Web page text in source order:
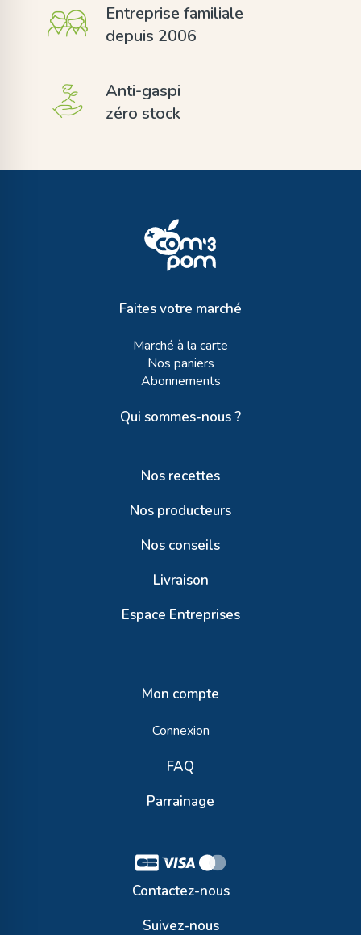
Entreprise familiale
depuis 2006
Anti-gaspi
zéro stock
Faites votre marché
Marché à la carte
Nos paniers
Abonnements
Qui sommes-nous ?
Nos recettes
Nos producteurs
Nos conseils
Livraison
Espace Entreprises
Mon compte
Connexion
FAQ
Parrainage
Contactez-nous
Suivez-nous